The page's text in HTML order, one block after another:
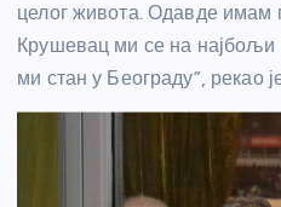
целог живота. Одавде имам
Крушевац ми се на најбољи
ми стан у Београду”, рекао